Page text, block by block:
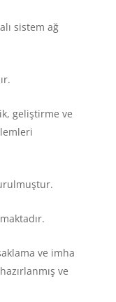
sistem ağ
geliştirme ve
ve imha
ve